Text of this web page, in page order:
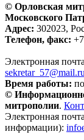
© Орловская
Московского
Адрес: 302023,
Телефон, факс:
Электронная
sekretar_57@mail.ru
Время работы:
©
митрополии.
Электронная
информации):